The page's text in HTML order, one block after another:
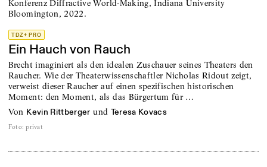
TDZ+ PRO
Ein Hauch von Rauch
Brecht imaginiert als den idealen Zuschauer seines Theaters den
Raucher. Wie der Theaterwissenschaftler Nicholas Ridout zeigt,
verweist dieser Raucher auf einen spezifischen historischen
Moment: den Moment, als das Bürgertum für …
von Kevin Rittberger und Teresa Kovacs
Foto: privat